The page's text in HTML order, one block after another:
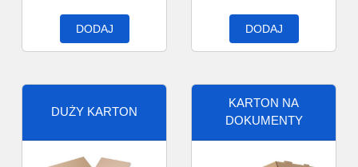
DODAJ DODAJ
DUŻY KARTON
KARTON NA
DOKUMENTY